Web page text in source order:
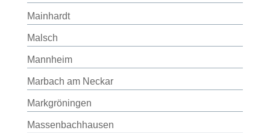
Mainhardt
Malsch
Mannheim
Marbach am Neckar
Markgröningen
Massenbachhausen